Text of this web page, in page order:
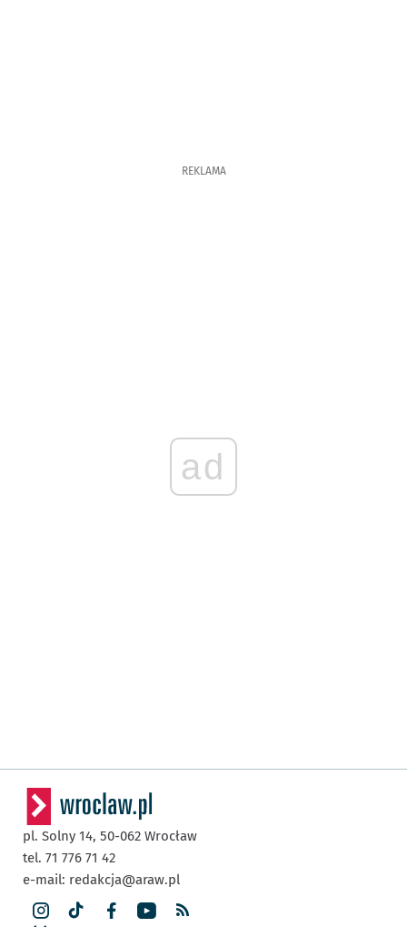
REKLAMA
ad
pl. Solny 14, 50-062 Wrocław
tel. 71 776 71 42
e-mail: redakcja@araw.pl